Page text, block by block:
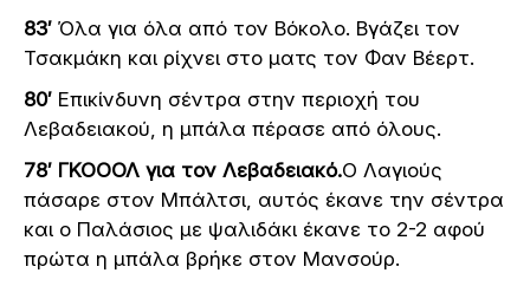
83′ Όλα για όλα από τον Βόκολο. Βγάζει τον
Τσακμάκη και ρίχνει στο ματς τον Φαν Βέερτ.
80′ Επικίνδυνη σέντρα στην περιοχή του
Λεβαδειακού, η μπάλα πέρασε από όλους.
78′ ΓΚΟΟΟΛ για τον Λεβαδειακό.Ο Λαγιούς
πάσαρε στον Μπάλτσι, αυτός έκανε την σέντρα
και ο Παλάσιος με ψαλιδάκι έκανε το 2-2 αφού
πρώτα η μπάλα βρήκε στον Μανσούρ.